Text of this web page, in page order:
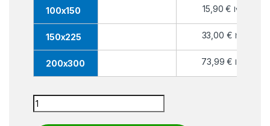
100x150 15,90€ Iva inc.
150x225 33,00 € Iva inc.
200x300 73,99€ Iva inc.
Bandiera Inghilterra quantity